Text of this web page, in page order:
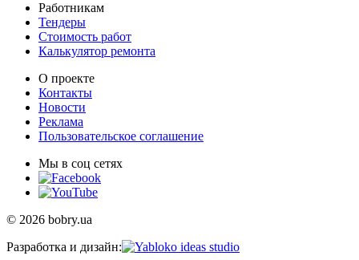
Работникам
Тендеры
Стоимость работ
Калькулятор ремонта
О проекте
Контакты
Новости
Реклама
Пользовательское соглашение
Мы в соц сетях
© 2026 bobry.ua
Разработка и дизайн: